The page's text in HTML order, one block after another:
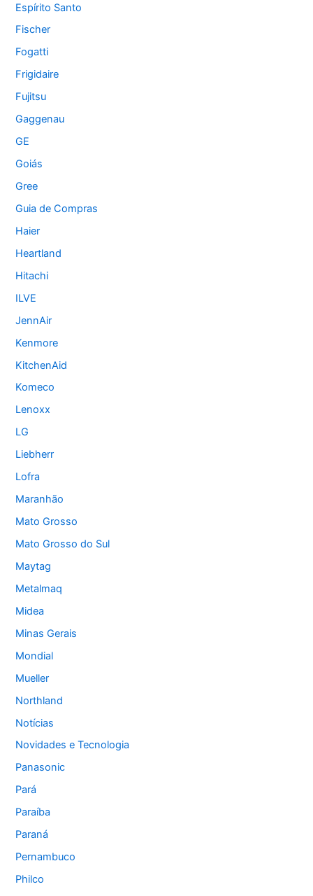
Espírito Santo
Fischer
Fogatti
Frigidaire
Fujitsu
Gaggenau
GE
Goiás
Gree
Guia de Compras
Haier
Heartland
Hitachi
ILVE
JennAir
Kenmore
KitchenAid
Komeco
Lenoxx
LG
Liebherr
Lofra
Maranhão
Mato Grosso
Mato Grosso do Sul
Maytag
Metalmaq
Midea
Minas Gerais
Mondial
Mueller
Northland
Notícias
Novidades e Tecnologia
Panasonic
Pará
Paraíba
Paraná
Pernambuco
Philco